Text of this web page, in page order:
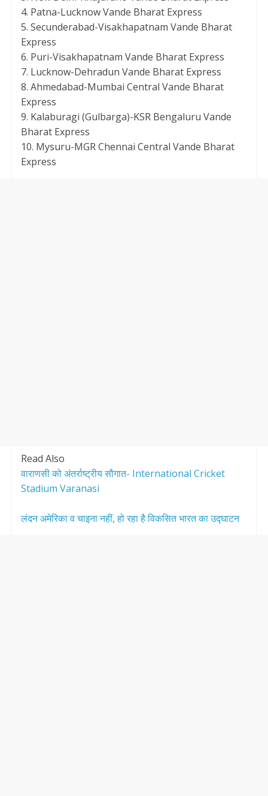
4. Patna-Lucknow Vande Bharat Express
5. Secunderabad-Visakhapatnam Vande Bharat
Express
6. Puri-Visakhapatnam Vande Bharat Express
7. Lucknow-Dehradun Vande Bharat Express
8. Ahmedabad-Mumbai Central Vande Bharat
Express
9. Kalaburagi (Gulbarga)-KSR Bengaluru Vande
Bharat Express
10. Mysuru-MGR Chennai Central Vande Bharat
Express
Read Also
वाराणसी को अंतर्राष्ट्रीय सौगात- International Cricket
Stadium Varanasi
लंदन अमेरिका व चाइना नहीं, हो रहा है विकसित भारत का उद्घाटन